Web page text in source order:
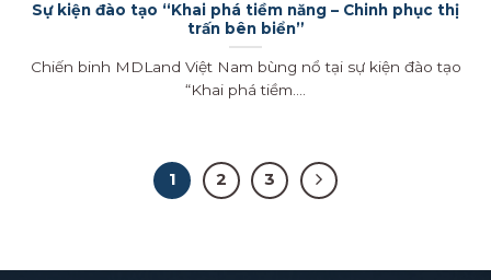
Sự kiện đào tạo “Khai phá tiềm năng – Chinh phục thị
trấn bên biển”
Chiến binh MDLand Việt Nam bùng nổ tại sự kiện đào tạo
“Khai phá tiềm....
1 2 3